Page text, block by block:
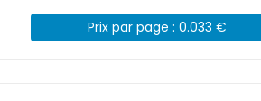
Prix par page : 0.033 €